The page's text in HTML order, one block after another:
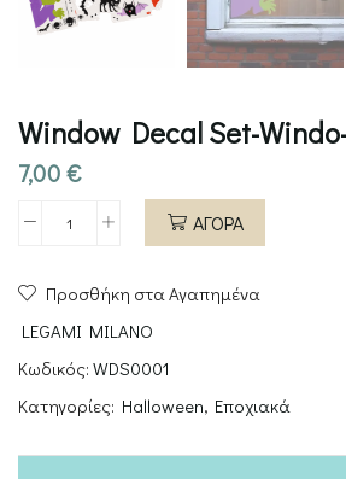
Window Decal Set-
7,00€
Window
Set-
Windo-
Wow
ποσότητα
ΑΓΟΡΑ
Προσθήκη στα Αγαπημένα
LEGAMI MILANO
Κωδικός: WDS0001
Κατηγορίες: Halloween, Εποχιακά